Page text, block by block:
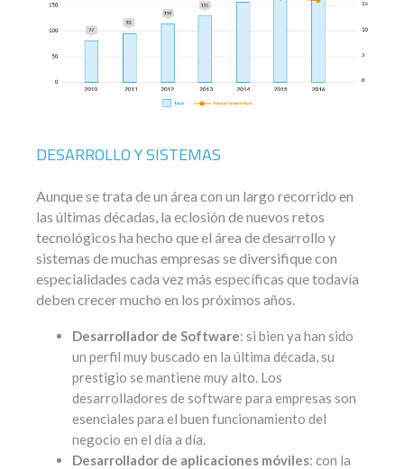
DESARROLLO Y SISTEMAS
Aunque se trata de un área con un largo recorrido en
las últimas décadas, la eclosión de nuevos retos
tecnológicos ha hecho que el área de desarrollo y
sistemas de muchas empresas se diversifique con
especialidades cada vez más específicas que todavía
deben crecer mucho en los próximos años.
Desarrollador de Software: si bien ya han sido
un perfil muy buscado en la última década, su
prestigio se mantiene muy alto. Los
desarrolladores de software para empresas son
esenciales para el buen funcionamiento del
negocio en el día a día.
Desarrollador de aplicaciones móviles: con la